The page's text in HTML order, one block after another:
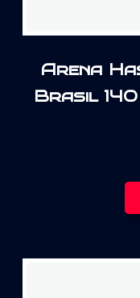
Arena
Brasil 140